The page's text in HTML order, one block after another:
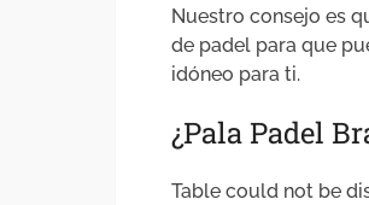
Nuestro consejo es
de padel para que
idóneo para ti.
¿Pala Padel
Table could not be